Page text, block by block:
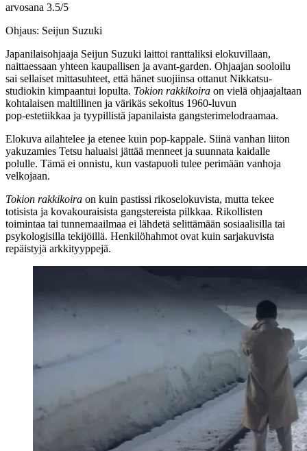
arvosana 3.5/5
Ohjaus: Seijun Suzuki
Japanilaisohjaaja Seijun Suzuki laittoi ranttaliksi elokuvillaan,
naittaessaan yhteen kaupallisen ja avant-garden. Ohjaajan sooloilu
sai sellaiset mittasuhteet, että hänet suojiinsa ottanut Nikkatsu-
studiokin kimpaantui lopulta. Tokion rakkikoira on vielä ohjaajaltaan
kohtalaisen maltillinen ja värikäs sekoitus 1960‑luvun
pop‑estetiikkaa ja tyypillistä japanilaista gangsterimelodraamaa.
Elokuva ailahtelee ja etenee kuin pop‑kappale. Siinä vanhan liiton
yakuzamies Tetsu haluaisi jättää menneet ja suunnata kaidalle
polulle. Tämä ei onnistu, kun vastapuoli tulee perimään vanhoja
velkojaan.
Tokion rakkikoira on kuin pastissi rikoselokuvista, mutta tekee
totisista ja kovakouraisista gangstereista pilkkaa. Rikollisten
toimintaa tai tunnemaailmaa ei lähdetä selittämään sosiaalisilla tai
psykologisilla tekijöillä. Henkilöhahmot ovat kuin sarjakuvista
repäistyjä arkkityyppejä.